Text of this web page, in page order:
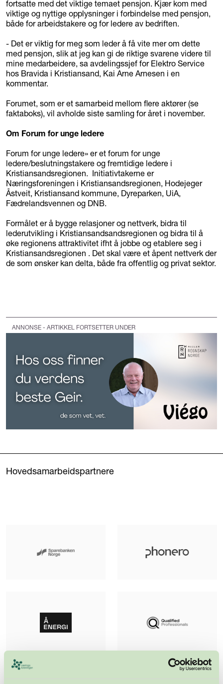
fortsatte med det viktige temaet pensjon. Kjær kom med
viktige og nyttige opplysninger i forbindelse med pensjon,
både for arbeidstakere og for ledere av bedriften.
- Det er viktig for meg som leder å få vite mer om dette
med pensjon, slik at jeg kan gi de riktige svarene videre til
mine medarbeidere, sa avdelingssjef for Elektro Service
hos Bravida i Kristiansand, Kai Arne Arnesen i en
kommentar.
Forumet, som er et samarbeid mellom flere aktører (se
faktaboks), vil avholde siste samling for året i november.
Om Forum for unge ledere
Forum for unge ledere» er et forum for unge
ledere/beslutningstakere og fremtidige ledere i
Kristiansandsregionen. Initiativtakerne er
Næringsforeningen i Kristiansandsregionen, Hodejeger
Åstveit, Kristiansand kommune, Dyreparken, UiA,
Fædrelandsvennen og DNB.
Formålet er å bygge relasjoner og nettverk, bidra til
lederutvikling i Kristiansandsandsregionen og bidra til å
øke regionens attraktivitet ifht å jobbe og etablere seg i
Kristiansandsregionen . Det skal være et åpent nettverk der
de som ønsker kan delta, både fra offentlig og privat sektor.
ANNONSE - ARTIKKEL FORTSETTER UNDER
Hovedsamarbeidspartnere